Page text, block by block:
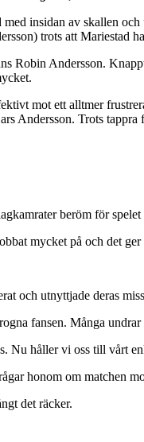
insidan av skallen
trots att Mariestad
Robin Andersson.
mot ett alltmer
Andersson. Trots
beröm för spelet
mycket på och det ger
och utnyttjade deras
fansen. Många
Nu håller vi oss till vårt
honom om matchen
det räcker.